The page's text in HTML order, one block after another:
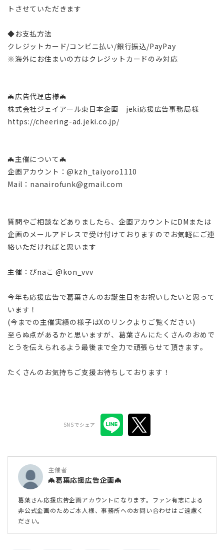
トさせていただきます
◆お支払方法
クレジットカード/コンビニ払い/銀行振込/PayPay
※海外にお住まいの方はクレジットカードのみ対応
🦇広告代理店様🦇
株式会社ジェイアール東日本企画 jeki応援広告事務局様
https://cheering-ad.jeki.co.jp/
🦇主催について🦇
企画アカウント：@kzh_taiyoro1110
Mail：nanairofunk@gmail.com
質問やご相談などありましたら、企画アカウントにDMまたは
企画のメールアドレスで受け付けておりますのでお気軽にご連
絡いただければと思います
主催：ぴnaこ @kon_vvv
今年も応援広告で葛葉さんのお誕生日をお祝いしたいと思って
います！
(今までの主催実績の様子はXのリンクよりご覧ください)
至らぬ点があるかと思いますが、葛葉さんにたくさんのおめで
とうを伝えられるよう最後まで全力で頑張らせて頂きます。
たくさんのお気持ちご支援お待ちしております！
SNSでシェア
主催者
🦇葛葉応援広告企画🦇
葛葉さん応援広告企画アカウントになります。ファン有志による
非公式企画のためご本人様、事務所へのお問い合わせはご遠慮く
ださい。